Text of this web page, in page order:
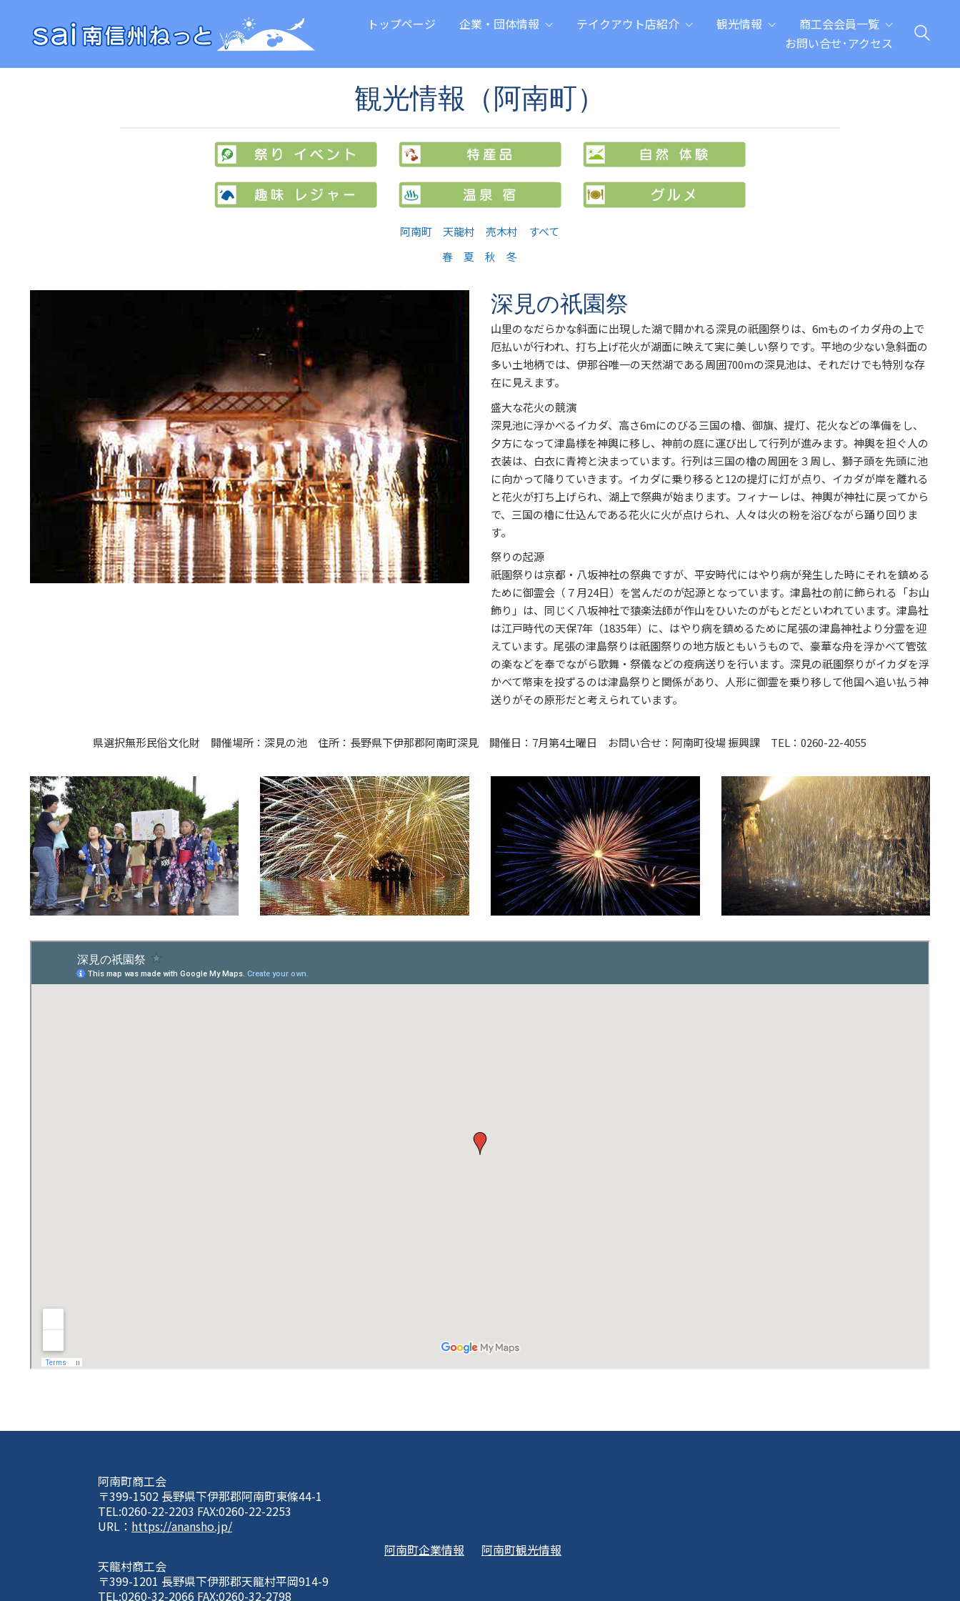
トップページ 企業・団体情報 テイクアウト店紹介 観光情報
商工会会員一覧
お問い合せ･アクセス
観光情報（阿南町）
阿南町 天龍村 売木村
すべて
春
夏 秋 冬
深見の祇園祭
山里のなだらかな斜面に出現した湖で開かれる深見の祇園祭りは、6mものイカダ舟の上で
厄払いが行われ、打ち上げ花火が湖面に映えて実に美しい祭りです。平地の少ない急斜面の
多い土地柄では、伊那谷唯一の天然湖である周囲700mの深見池は、それだけでも特別な存
在に見えます。
盛大な花火の競演
深見池に浮かべるイカダ、高さ6mにのびる三国の櫓、御旗、提灯、花火などの準備をし、
夕方になって津島様を神輿に移し、神前の庭に運び出して行列が進みます。神輿を担ぐ人の
衣装は、白衣に青袴と決まっています。行列は三国の櫓の周囲を３周し、獅子頭を先頭に池
に向かって降りていきます。イカダに乗り移ると12の提灯に灯が点り、イカダが岸を離れる
と花火が打ち上げられ、湖上で祭典が始まります。フィナーレは、神輿が神社に戻ってから
で、三国の櫓に仕込んである花火に火が点けられ、人々は火の粉を浴びながら踊り回りま
す。
祭りの起源
祇園祭りは京都・八坂神社の祭典ですが、平安時代にはやり病が発生した時にそれを鎮める
ために御霊会（７月24日）を営んだのが起源となっています。津島社の前に飾られる「お山
飾り」は、同じく八坂神社で猿楽法師が作山をひいたのがもとだといわれています。津島社
は江戸時代の天保7年（1835年）に、はやり病を鎮めるために尾張の津島神社より分霊を迎
えています。尾張の津島祭りは祇園祭りの地方版ともいうもので、豪華な舟を浮かべて管弦
の楽などを奉でながら歌舞・祭儀などの疫病送りを行います。深見の祇園祭りがイカダを浮
かべて幣束を投ずるのは津島祭りと関係があり、人形に御霊を乗り移して他国へ追い払う神
送りがその原形だと考えられています。
県選択無形民俗文化財 開催場所：深見の池 住所：長野県下伊那郡阿南町深見 開催日：7月第4土曜日 お問い合せ：阿南町役場 振興課 TEL：0260-22-4055
阿南町商工会
〒399-1502 長野県下伊那郡阿南町東條44-1
TEL:0260-22-2203 FAX:0260-22-2253
URL： https://anansho.jp/
阿南町企業情報
阿南町観光情報
天龍村商工会
〒399-1201 長野県下伊那郡天龍村平岡914-9
TEL:0260-32-2066 FAX:0260-32-2798